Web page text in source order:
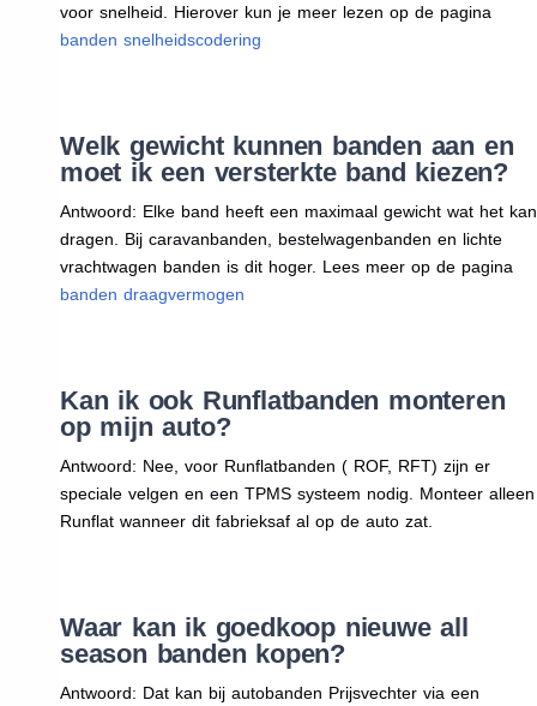
voor snelheid. Hierover kun je meer lezen op de pagina
banden snelheidscodering
Welk gewicht kunnen banden aan en
moet ik een versterkte band kiezen?
Antwoord: Elke band heeft een maximaal gewicht wat het kan
dragen. Bij caravanbanden, bestelwagenbanden en lichte
vrachtwagen banden is dit hoger. Lees meer op de pagina
banden draagvermogen
Kan ik ook Runflatbanden monteren
op mijn auto?
Antwoord: Nee, voor Runflatbanden ( ROF, RFT) zijn er
speciale velgen en een TPMS systeem nodig. Monteer alleen
Runflat wanneer dit fabrieksaf al op de auto zat.
Waar kan ik goedkoop nieuwe all
season banden kopen?
Antwoord: Dat kan bij autobanden Prijsvechter via een